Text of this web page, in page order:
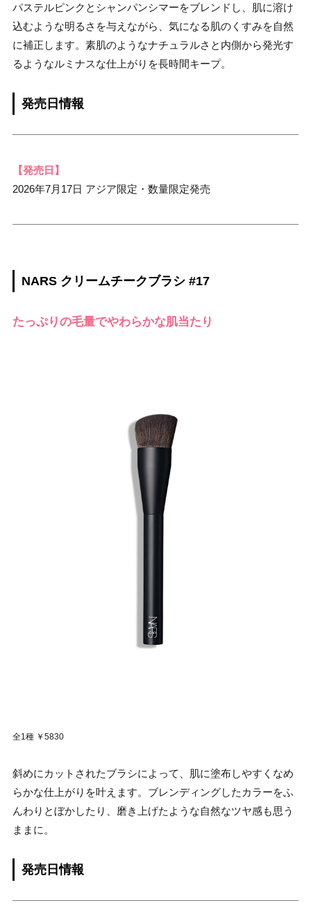
パステルピンクとシャンパンシマーをブレンドし、肌に溶け
込むような明るさを与えながら、気になる肌のくすみを自然
に補正します。素肌のようなナチュラルさと内側から発光す
るようなルミナスな仕上がりを長時間キープ。
発売日情報
【発売日】
2026年7月17日 アジア限定・数量限定発売
NARS クリームチークブラシ #17
たっぷりの毛量でやわらかな肌当たり
全1種 ￥5830
斜めにカットされたブラシによって、肌に塗布しやすくなめ
らかな仕上がりを叶えます。ブレンディングしたカラーをふ
んわりとぼかしたり、磨き上げたような自然なツヤ感も思う
ままに。
発売日情報